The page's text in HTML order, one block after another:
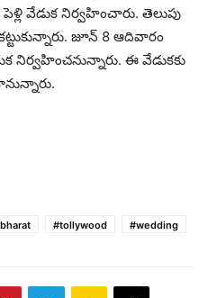
వేడుక నిర్వ‌హించారు. తెలుపు
జూన్ 8 ఆదివారం
నిర్వ‌హించ‌నున్నారు. ఈ వేడుక‌కు
#tollywood #wedding